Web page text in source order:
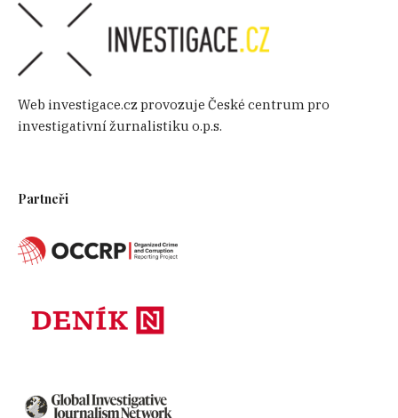
Web investigace.cz provozuje České centrum pro
investigativní žurnalistiku o.p.s.
Partneři